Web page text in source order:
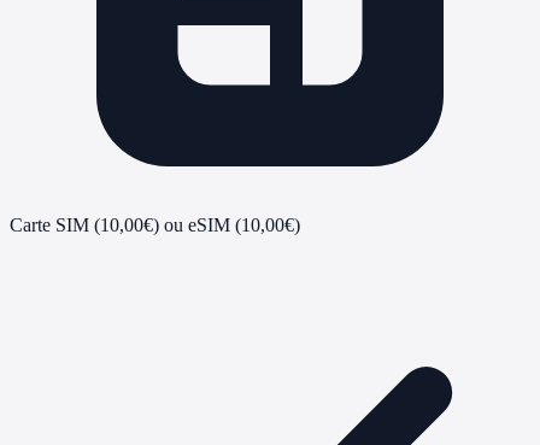
Carte SIM (10,00€) ou eSIM (10,00€)